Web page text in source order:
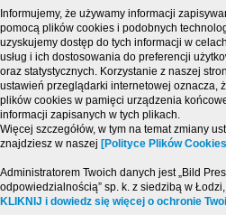
Informujemy, że używamy informacji
pomocą plików cookies i podobnych
uzyskujemy dostęp do tych informacji w
usług i ich dostosowania do preferencji
oraz statystycznych. Korzystanie z naszej
ustawień przeglądarki internetowej oznacza,
plików cookies w pamięci urządzenia
informacji zapisanych w tych plikach.
Więcej szczegółów, w tym na temat zmiany
znajdziesz w naszej [Polityce Plików
Administratorem Twoich danych jest „Bild
odpowiedzialnością” sp. k. z siedzibą w
KLIKNIJ i dowiedz się więcej o ochronie
Strona zawiera treści o
erotycznym i jest